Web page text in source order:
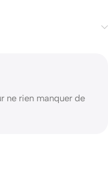
ne rien manquer de